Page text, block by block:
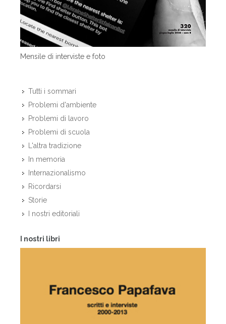
Mensile di interviste e foto
Tutti i sommari
Problemi d'ambiente
Problemi di lavoro
Problemi di scuola
L'altra tradizione
In memoria
Internazionalismo
Ricordarsi
Storie
I nostri editoriali
I nostri libri